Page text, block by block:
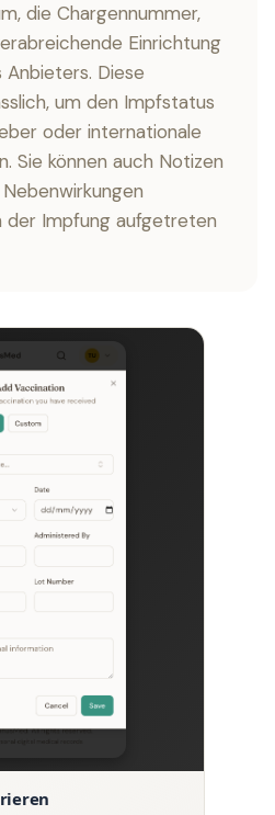
die Chargennummer,
Einrichtung
Diese
um den Impfstatus
oder internationale
Sie können auch Notizen
der Impfung aufgetreten